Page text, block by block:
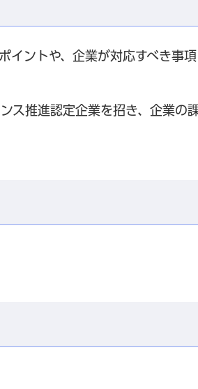
イントや、企業が対応すべき事項
ス推進認定企業を招き、企業の